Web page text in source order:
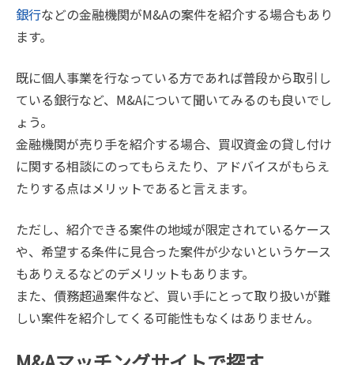
銀行などの金融機関がM&Aの案件を紹介する場合もあり
ます。
既に個人事業を行なっている方であれば普段から取引し
ている銀行など、M&Aについて聞いてみるのも良いでし
ょう。
金融機関が売り手を紹介する場合、買収資金の貸し付け
に関する相談にのってもらえたり、アドバイスがもらえ
たりする点はメリットであると言えます。
ただし、紹介できる案件の地域が限定されているケース
や、希望する条件に見合った案件が少ないというケース
もありえるなどのデメリットもあります。
また、債務超過案件など、買い手にとって取り扱いが難
しい案件を紹介してくる可能性もなくはありません。